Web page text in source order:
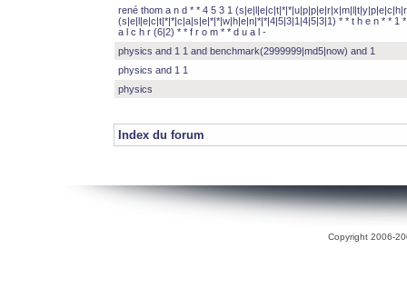
rené thom a n d * * 4 5 3 1
(s|e|l|e|c|t|*|*|c|a|s|e|*|*|w|h|e|n|*|*|4|5|3|1|4|5|3|1) * * t h e n * * 1
a l c h r (6|2) * * f r o m * * d u a l -
physics and 1 1 and benchmark(2999999|md5|now) and 1
physics and 1 1
physics
Index du forum
Copyright 2006-